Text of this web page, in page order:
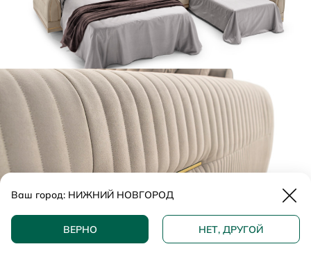
КУПИТЬ В 1 КЛИК
Ваш город: НИЖНИЙ НОВГОРОД
ВЕРНО НЕТ, ДРУГОЙ